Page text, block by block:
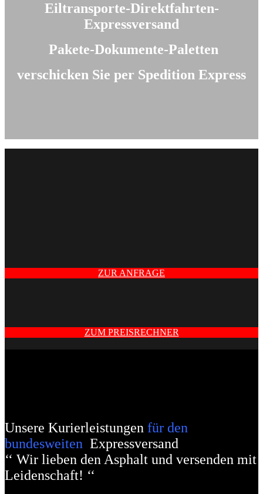
Eiltransporte-Direktfahrten-
Expressversand
Pakete-Dokumente-Paletten
verschicken Sie per Spedition Express
ZUR ANFRAGE
ZUM PREISRECHNER
Unsere Kurierleistungen für den
bundesweiten Expressversand
‘‘ Wir lieben den Asphalt und versenden mit
Leidenschaft! ‘‘